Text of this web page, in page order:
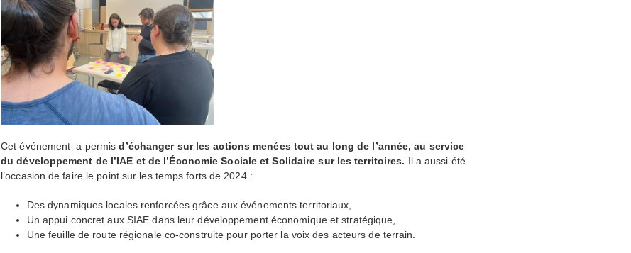
Cet événement a permisd’échanger sur les actions menées tout au long de l’année, au service
du développement de l’IAE et de l’Économie Sociale et Solidaire sur les territoires. Il a aussi été
l’occasion de faire le point sur les temps forts de 2024 :
Des dynamiques locales renforcées grâce aux événements territoriaux,
Un appui concret aux SIAE dans leur développement économique et stratégique,
Une feuille de route régionale co-construite pour porter la voix des acteurs de terrain.